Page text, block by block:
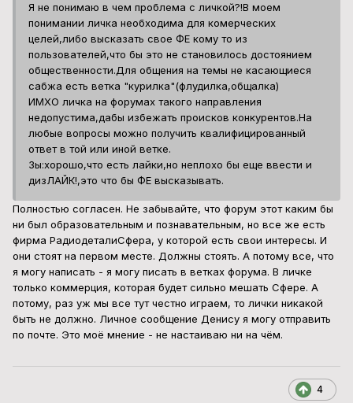
Я не понимаю в чем проблема с личкой?!В моем
понимании личка необходима для комерческих
целей,либо высказать свое ФЕ кому то из
пользователей,что бы это не становилось достоянием
общественности.Для общения на темы не касающиеся
сабжа есть ветка "курилка"(флудилка,общалка)
ИМХО личка на форумах такого направления
недопустима,дабы избежать происков конкурентов.На
любые вопросы можно получить квалифицированный
ответ в той или иной ветке.
Зы:хорошо,что есть лайки,но неплохо бы еще ввести и
дизЛАЙК!,это что бы ФЕ высказывать.
Полностью согласен. Не забывайте, что форум этот каким бы
ни был образовательным и познавательным, но все же есть
фирма РадиодеталиСфера, у которой есть свои интересы. И
они стоят на первом месте. Должны стоять. А потому все, что
я могу написать - я могу писать в ветках форума. В личке
только коммерция, которая будет сильно мешать Сфере. А
потому, раз уж мы все тут честно играем, то лички никакой
быть не должно. Личное сообщение Денису я могу отправить
по почте. Это моё мнение - не настаиваю ни на чём.
4